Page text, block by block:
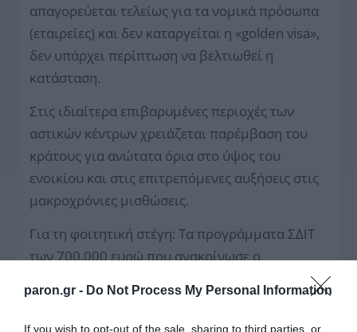
paron.gr - Do Not Process My Personal Information
If you wish to opt-out of the sale, sharing to third parties, or
απαγορεύεται τελείως για τα νομικά πρόσωπα
(εταιρείες) και δεν καταργείται η «golden visa»,
δεν υπάρχει περίπτωση να βελτιωθεί η
κατάσταση.
Στις ιδιαίτερα επιβαρυμένες περιοχές των
αστικών κέντρων χρειάζεται παρέμβαση του
κράτους για ανώτατα όρια στο ύψος του
ενοικίου και στις επιτρεπόμενες αυξήσεις στις
μακροχρόνιες μισθώσεις.
Για τη φοιτητική στέγη: Τα προγράμματα ΣΔΙΤ
των 700.000 ευρώ που ανακοίνωσε ο
μένουν στα χαρτιά. Για την πρώτη, εγκεκριμένη
το 2019, Εστία της Κρήτης δεν έχει ακόμη